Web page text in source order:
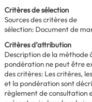
Critères de sélection
Sources des critères de
sélection: Document de
Critères d’attribution
Description de la méthode
pondération ne peut être
des critères: Les critères,
et la pondération sont
règlement de consultation